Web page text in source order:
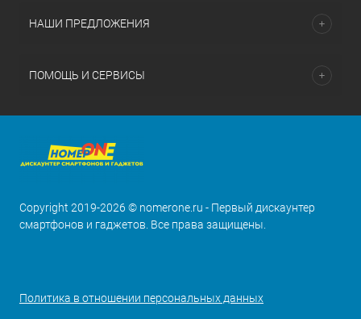
НАШИ ПРЕДЛОЖЕНИЯ
ПОМОЩЬ И СЕРВИСЫ
Copyright 2019-2026 © nomerone.ru - Первый дискаунтер
смартфонов и гаджетов. Все права защищены.
Политика в отношении персональных данных